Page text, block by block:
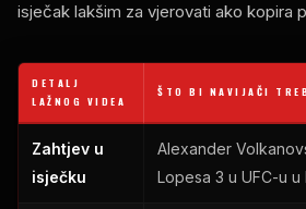
isječak lakšim za vjerovati ako kopira
DETALJ
LAŽNOG VIDEA
ŠTO BI NAVIJAČI
Zahtjev u
isječku
Alexander
Lopesa 3 u UFC-u u